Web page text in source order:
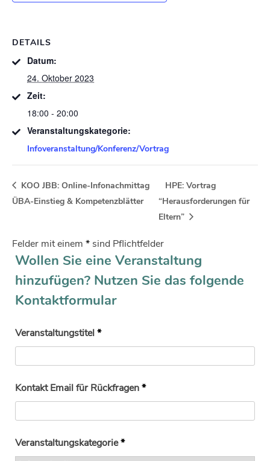
DETAILS
Datum:
24. Oktober 2023
Zeit:
18:00 - 20:00
Veranstaltungskategorie:
Infoveranstaltung/Konferenz/Vortrag
KOO JBB: Online-Infonachmittag
ÜBA-Einstieg & Kompetenzblätter
HPE: Vortrag
“Herausforderungen für
Eltern”
Felder mit einem * sind Pflichtfelder
Wollen Sie eine Veranstaltung
hinzufügen? Nutzen Sie das folgende
Kontaktformular
Veranstaltungstitel*
Kontakt Email für Rückfragen*
Veranstaltungskategorie*